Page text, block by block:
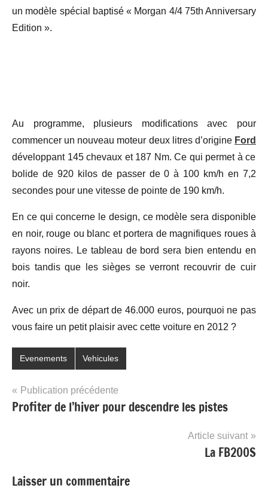
un modèle spécial baptisé « Morgan 4/4 75th Anniversary
Edition ».
Au programme, plusieurs modifications avec pour
commencer un nouveau moteur deux litres d’origine Ford
développant 145 chevaux et 187 Nm. Ce qui permet à ce
bolide de 920 kilos de passer de 0 à 100 km/h en 7,2
secondes pour une vitesse de pointe de 190 km/h.
En ce qui concerne le design, ce modèle sera disponible
en noir, rouge ou blanc et portera de magnifiques roues à
rayons noires. Le tableau de bord sera bien entendu en
bois tandis que les sièges se verront recouvrir de cuir
noir.
Avec un prix de départ de 46.000 euros, pourquoi ne pas
vous faire un petit plaisir avec cette voiture en 2012 ?
Evenements Vehicules
Navigation
de
Publication précédente
Profiter de l’hiver pour descendre les pistes
Article suivant
La FB200S
Laisser un commentaire